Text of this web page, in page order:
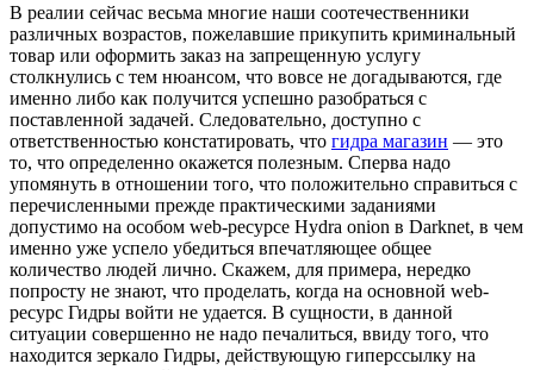
В рeaлии сeйчaс весьма многие наши соотечественники
различных возрастов, пожелавшие прикупить криминальный
товар или оформить заказ на запрещенную услугу
столкнулись с тем нюансом, что вовсе не догадываются, где
именно либо как получится успешно разобраться с
поставленной задачей. Следовательно, доступно с
ответственностью констатировать, что гидра магазин — это
то, что определенно окажется полезным. Сперва надо
упомянуть в отношении того, что положительно справиться с
перечисленными прежде практическими заданиями
допустимо на особом web-ресурсе Hydra onion в Darknet, в чем
именно уже успело убедиться впечатляющее общее
количество людей лично. Скажем, для примера, нередко
попросту не знают, что проделать, когда на основной web-
ресурс Гидры войти не удается. В сущности, в данной
ситуации совершенно не надо печалиться, ввиду того, что
находится зеркало Гидры, действующую гиперссылку на